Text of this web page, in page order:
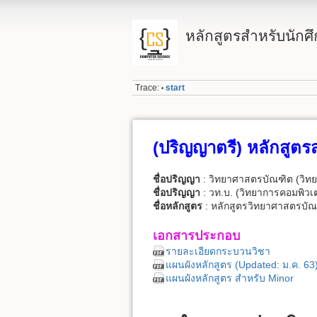
หลักสูตรสำหรับนักศึ
Trace: • start
(ปริญญาตรี) หลักสูตร
ชื่อปริญญา : วิทยาศาสตรบัณฑิต (วิทย
ชื่อปริญญา : วท.บ. (วิทยาการคอมพิวเ
ชื่อหลักสูตร : หลักสูตรวิทยาศาสตรบั
เอกสารประกอบ
รายละเอียดกระบวนวิชา
แผนผังหลักสูตร (Updated: ม.ค.
แผนผังหลักสูตร สำหรับ Minor